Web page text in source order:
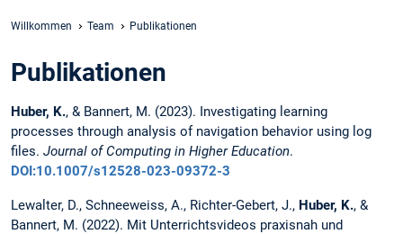
Willkommen Team Publikationen
Publikationen
Huber, K., & Bannert, M. (2023). Investigating learning
processes through analysis of navigation behavior using log
files. Journal of Computing in Higher Education.
DOI:10.1007/s12528-023-09372-3
Lewalter, D., Schneeweiss, A., Richter-Gebert, J., Huber, K., &
Bannert, M. (2022). Mit Unterrichtsvideos praxisnah und